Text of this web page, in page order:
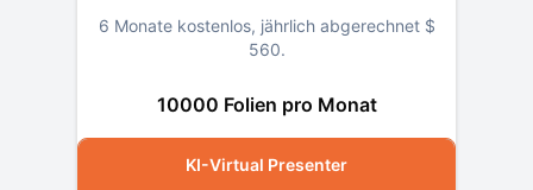
6 Monate kostenlos, jährlich abgerechnet $
560.
10000 Folien pro Monat
KI-Virtual Presenter